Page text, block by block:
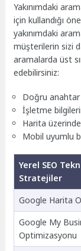
Yakınımdaki
için kullandığı
yakınımdaki
müşterilerin sizi
aramalarda üst
edebilirsiniz:
Doğru
İşletme
Harita
Mobil uyumlu
Yerel SEO
Stratejiler
Google Harita
Google My
Optimizasyonu